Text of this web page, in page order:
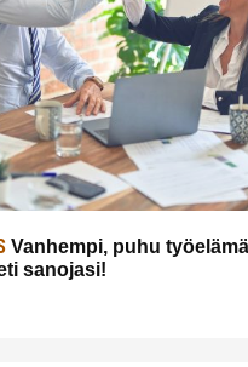
Vanhempi, puhu
sanojasi!